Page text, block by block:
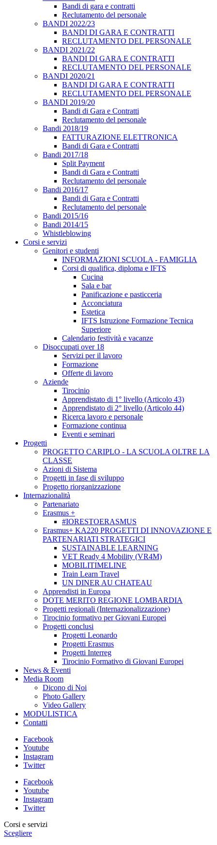
Bandi di gara e contratti
Reclutamento del personale
BANDI 2022/23
BANDI DI GARA E CONTRATTI
RECLUTAMENTO DEL PERSONALE
BANDI 2021/22
BANDI DI GARA E CONTRATTI
RECLUTAMENTO DEL PERSONALE
BANDI 2020/21
BANDI DI GARA E CONTRATTI
RECLUTAMENTO DEL PERSONALE
BANDI 2019/20
Bandi di Gara e Contratti
Reclutamento del personale
Bandi 2018/19
FATTURAZIONE ELETTRONICA
Bandi di Gara e Contratti
Bandi 2017/18
Split Payment
Bandi di Gara e Contratti
Reclutamento del personale
Bandi 2016/17
Bandi di Gara e Contratti
Reclutamento del personale
Bandi 2015/16
Bandi 2014/15
Whistleblowing
Corsi e servizi
Genitori e studenti
INFORMAZIONI SCUOLA - FAMIGLIA
Corsi di qualifica, diploma e IFTS
Cucina
Sala e bar
Panificazione e pasticceria
Acconciatura
Estetica
IFTS Istruzione Formazione Tecnica
Superiore
Calendario festività e vacanze
Disoccupati over 18
Servizi per il lavoro
Formazione
Offerte di lavoro
Aziende
Tirocinio
Apprendistato di 1° livello (Articolo 43)
Apprendistato di 2° livello (Articolo 44)
Ricerca lavoro e personale
Formazione continua
Eventi e seminari
Progetti
PROGETTO CARIPLO - LA SCUOLA OLTRE LA
CLASSE
Azioni di Sistema
Progetti in fase di sviluppo
Progetto riorganizzazione
Internazionalità
Partenariato
Erasmus +
#IORESTOERASMUS
Erasmus+ KA220 PROGETTI DI INNOVAZIONE E
PARTENARIATI STRATEGICI
SUSTAINABLE LEARNING
VET Ready 4 Mobility (VR4M)
MOBILITIMELINE
Train Learn Travel
UN DINER AU CHATEAU
Apprendisti in Europa
DOTE MERITO REGIONE LOMBARDIA
Progetti regionali (Internazionalizzazione)
Tirocinio formativo per Giovani Europei
Progetti conclusi
Progetti Leonardo
Progetti Erasmus
Progetti Interreg
Tirocinio Formativo di Giovani Europei
News & Eventi
Media Room
Dicono di Noi
Photo Gallery
Video Gallery
MODULISTICA
Contatti
Facebook
Youtube
Instagram
Twitter
Facebook
Youtube
Instagram
Twitter
Corsi e servizi
Scegliere